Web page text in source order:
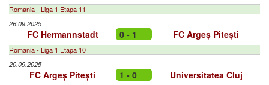
Romania - Liga 1 Etapa 11
26.09.2025
FC Hermannstadt 0 - 1 FC Argeș Pitești
Romania - Liga 1 Etapa 10
20.09.2025
FC Argeș Pitești 1 - 0 Universitatea Cluj